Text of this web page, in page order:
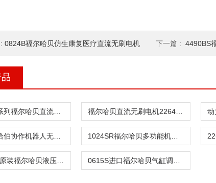
0824B福尔哈贝仿生康复医疗直流无刷电机 下一篇 : 4490BS福